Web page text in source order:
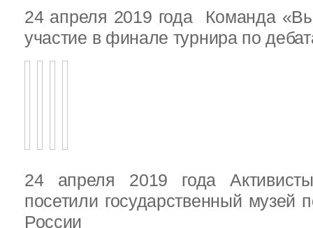
24 апреля 2019 года Команда
участие в финале турнира по
24 апреля 2019 года
посетили государственный музей
России